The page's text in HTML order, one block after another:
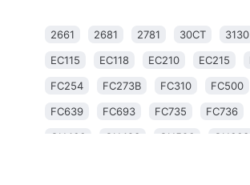
2661 2681 2781 30CT 3130
EC115
EC118 EC210 EC215
FC254
FC273B FC310 FC500
FC639
FC693 FC735 FC736
GH466
GH493 GH506 GH663